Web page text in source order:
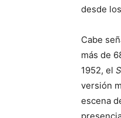
desde
Cabe
más de
1952, el
versión
escena